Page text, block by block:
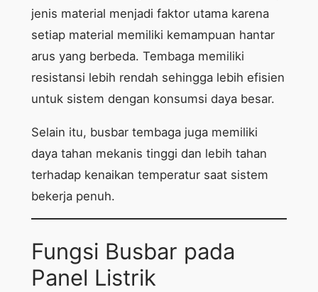
jenis material menjadi faktor utama karena
setiap material memiliki kemampuan hantar
arus yang berbeda. Tembaga memiliki
resistansi lebih rendah sehingga lebih efisien
untuk sistem dengan konsumsi daya besar.
Selain itu, busbar tembaga juga memiliki
daya tahan mekanis tinggi dan lebih tahan
terhadap kenaikan temperatur saat sistem
bekerja penuh.
Fungsi Busbar pada
Panel Listrik